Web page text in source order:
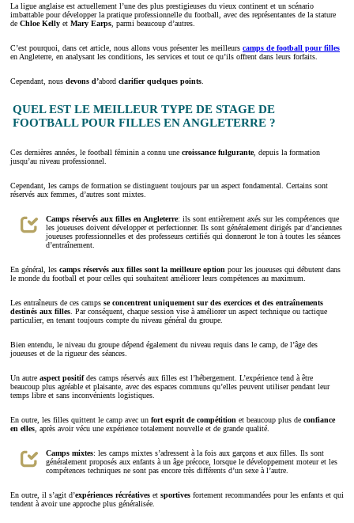
La ligue anglaise est actuellement l’une des plus prestigieuses du vieux continent et un scénario
imbattable pour développer la pratique professionnelle du football, avec des représentantes de la stature
de Chloe Kelly et Mary Earps , parmi beaucoup d’autres.
C’est pourquoi, dans cet article, nous allons vous présenter les meilleurs camps de football pour filles
en Angleterre, en analysant les conditions, les services et tout ce qu’ils offrent dans leurs forfaits.
Cependant, nous devons d’abord clarifier quelques points
QUEL EST LE MEILLEUR TYPE DE STAGE DE
FOOTBALL POUR FILLES EN ANGLETERRE ?
Ces dernières années, le football féminin a connu une croissance fulgurante, depuis la formation
jusqu’au niveau professionnel.
Cependant, les camps de formation se distinguent toujours par un aspect fondamental. Certains sont
réservés aux femmes, d’autres sont mixtes.
Camps réservés aux filles en Angleterre: ils sont entièrement axés sur les compétences que
les joueuses doivent développer et perfectionner. Ils sont généralement dirigés par d’anciennes
joueuses professionnelles et des professeurs certifiés qui donneront le ton à toutes les séances
d’entraînement.
En général, les camps réservés aux filles sont la meilleure option pour les joueuses qui débutent dans
le monde du football et pour celles qui souhaitent améliorer leurs compétences au maximum.
Les entraîneurs de ces camps se concentrent uniquement sur des exercices et des entraînements
destinés aux filles . Par conséquent, chaque session vise à améliorer un aspect technique ou tactique
particulier, en tenant toujours compte du niveau général du groupe.
Bien entendu, le niveau du groupe dépend également du niveau requis dans le camp, de l’âge des
joueuses et de la rigueur des séances.
Un autre aspect positifdes camps réservés aux filles est l’hébergement. L’expérience tend à être
beaucoup plus agréable et plaisante, avec des espaces communs qu’elles peuvent utiliser pendant leur
temps libre et sans inconvénients logistiques.
En outre, les filles quittent le camp avec un fort esprit de compétition et beaucoup plus de confiance
en elles , après avoir vécu une expérience totalement nouvelle et de grande qualité.
Camps mixtes: les camps mixtes s’adressent à la fois aux garçons et aux filles. Ils sont
généralement proposés aux enfants à un âge précoce, lorsque le développement moteur et les
compétences techniques ne sont pas encore très différents d’un sexe à l’autre.
En outre, il s’agit d’expériences récréatives et sportives fortement recommandées pour les enfants et qui
tendent à avoir une approche plus généralisée.